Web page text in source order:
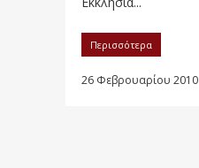
Περισσότερα
26 Φεβρουαρίου 2010